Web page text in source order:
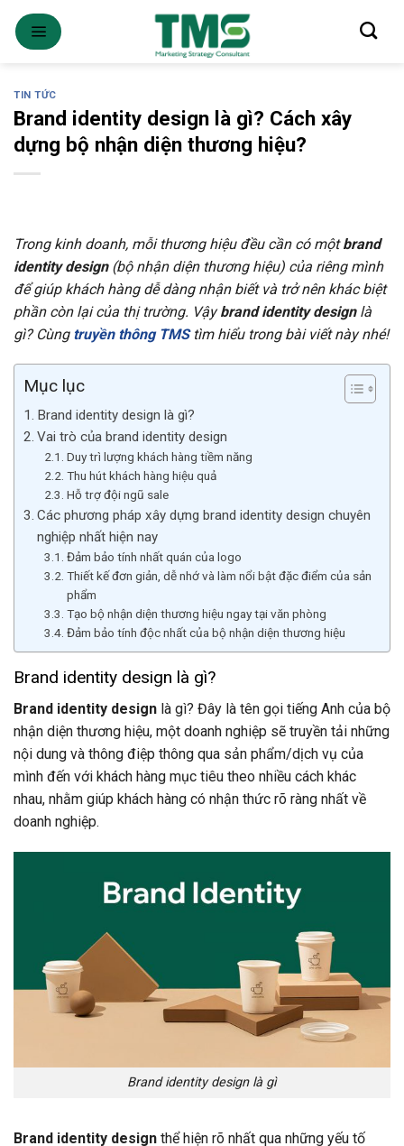
Skip
content
TIN TỨC
Brand identity design là gì? Cách xây
dựng bộ nhận diện thương hiệu?
Trong kinh doanh, mỗi thương hiệu đều cần có mộtbrand
identity design(bộ nhận diện thương hiệu) của riêng mình
để giúp khách hàng dễ dàng nhận biết và trở nên khác biệt
phần còn lại của thị trường. Vậybrand identity designlà
gì? Cùngtruyền thông TMStìm hiểu trong bài viết này nhé!
Mục lục
Brand identity design là gì?
Vai trò của brand identity design
Duy trì lượng khách hàng tiềm năng
Thu hút khách hàng hiệu quả
Hỗ trợ đội ngũ sale
Các phương pháp xây dựng brand identity design chuyên
nghiệp nhất hiện nay
Đảm bảo tính nhất quán của logo
Thiết kế đơn giản, dễ nhớ và làm nổi bật đặc điểm của sản
phẩm
Tạo bộ nhận diện thương hiệu ngay tại văn phòng
Đảm bảo tính độc nhất của bộ nhận diện thương hiệu
Brand identity design là gì?
Brand identity design là gì? Đây là tên gọi tiếng Anh của bộ
nhận diện thương hiệu, một doanh nghiệp sẽ truyền tải những
nội dung và thông điệp thông qua sản phẩm/dịch vụ của
mình đến với khách hàng mục tiêu theo nhiều cách khác
nhau, nhằm giúp khách hàng có nhận thức rõ ràng nhất về
doanh nghiệp.
Brand identity design là gì
Brand identity design thể hiện rõ nhất qua những yếu tố